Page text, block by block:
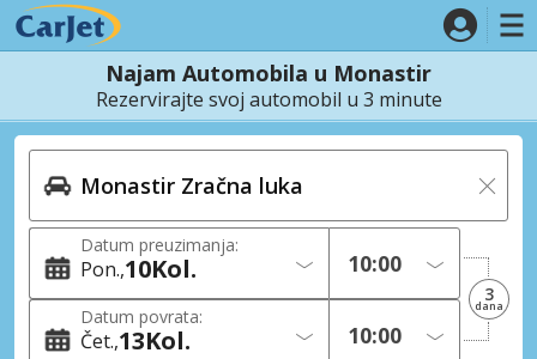
Najam Automobila u Monastir
Rezervirajte svoj automobil u 3 minute
Datum preuzimanja:
Pon. 10Kol.
Datum povrata:
Čet. 13Kol.
3
dana